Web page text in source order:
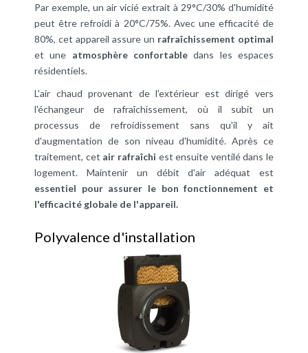
Par exemple, un air vicié extrait à 29°C/30% d'humidité
peut être refroidi à 20°C/75%. Avec une efficacité de
80%, cet appareil assure un rafraîchissement optimal
et une atmosphère confortabledans les espaces
résidentiels.
L'air chaud provenant de l'extérieur est dirigé vers
l'échangeur de rafraîchissement, où il subit un
processus de refroidissement sans qu'il y ait
d'augmentation de son niveau d'humidité. Après ce
traitement, cet air rafraîchi est ensuite ventilé dans le
logement. Maintenir un débit d'air adéquat est
essentiel pour assurer le bon fonctionnement et
l'efficacité globale de l'appareil.
Polyvalence d'installation